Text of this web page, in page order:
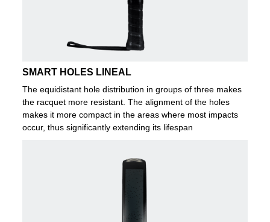
SMART HOLES LINEAL
The equidistant hole distribution in groups of three makes
the racquet more resistant. The alignment of the holes
makes it more compact in the areas where most impacts
occur, thus significantly extending its lifespan